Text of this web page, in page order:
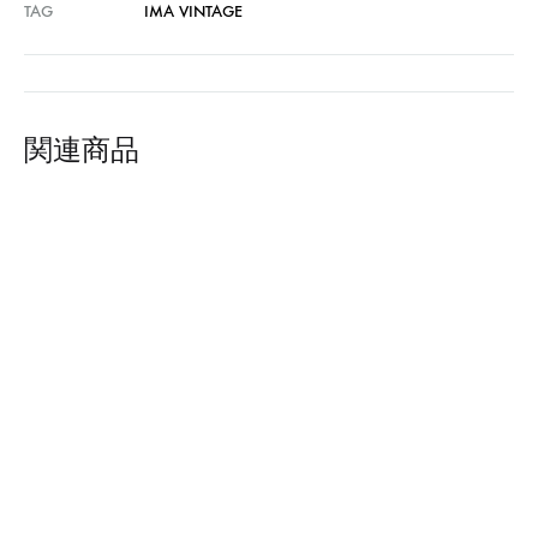
TAG
IMA VINTAGE
関連商品